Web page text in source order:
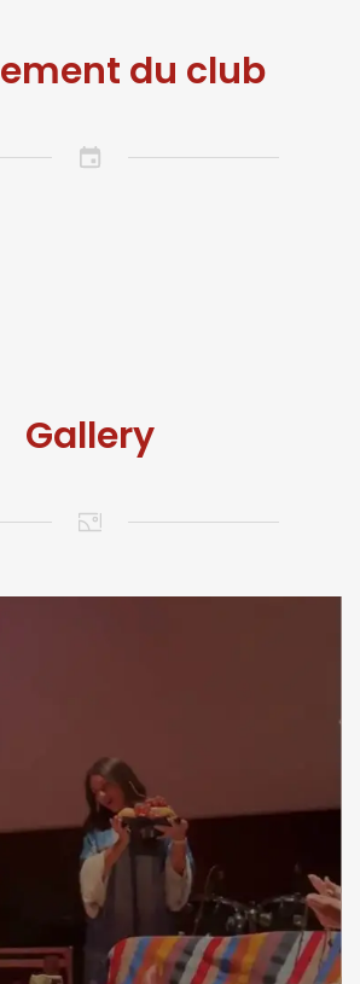
du club
Gallery